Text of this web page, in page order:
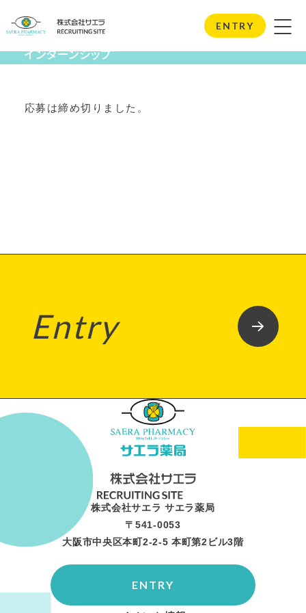
ENTRY
Internship
インターンシップ
応募は締め切りました。
Entry
株式会社サエラ サエラ薬局
〒541-0053
大阪市中央区本町2-2-5 本町第2ビル3階
ENTRY